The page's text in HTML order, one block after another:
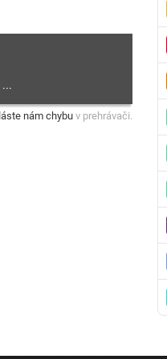
nám chybu v prehrávači.